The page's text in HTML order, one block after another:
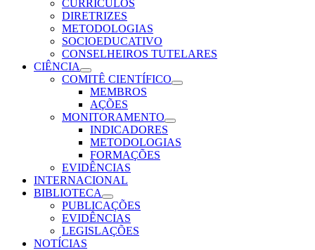
CURRÍCULOS
DIRETRIZES
METODOLOGIAS
SOCIOEDUCATIVO
CONSELHEIROS TUTELARES
CIÊNCIA
COMITÊ CIENTÍFICO
MEMBROS
AÇÕES
MONITORAMENTO
INDICADORES
METODOLOGIAS
FORMAÇÕES
EVIDÊNCIAS
INTERNACIONAL
BIBLIOTECA
PUBLICAÇÕES
EVIDÊNCIAS
LEGISLAÇÕES
NOTÍCIAS